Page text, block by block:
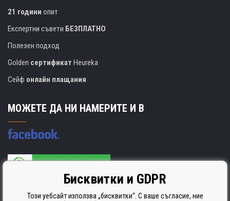
21 години опит
Експертни съвети БЕЗПЛАТНО
Полезен подход
Golden сертификат Heureka
Сейф онлайн плащания
МОЖЕТЕ ДА НИ НАМЕРИТЕ И В
Производителят на касети е сертифициран
ISO 9001. ISO 14001 и STMC.
Бисквитки и GDPR
Този уебсайт използва „бисквитки“. С ваше съгласие, ние